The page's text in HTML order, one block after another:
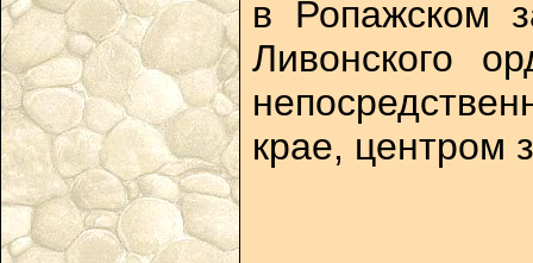
в Ропажском
Ливонского
крае, центром